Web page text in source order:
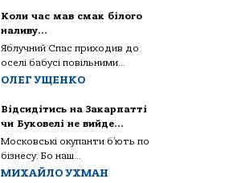
Коли час мав смак білого
наливу…
Яблучний Спас приходив до
оселі бабусі повільними...
ОЛЕГ УЩЕНКО
Відсидітись на Закарпатті
чи Буковелі не вийде…
Московські окупанти б’ють по
бізнесу. Бо наш...
МИХАЙЛО УХМАН